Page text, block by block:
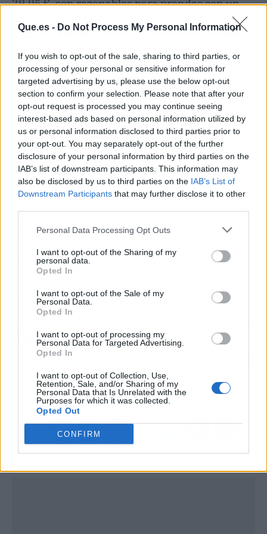
Que.es - Do Not Process My Personal Information
If you wish to opt-out of the sale, sharing to third parties, or
processing of your personal or sensitive information for
targeted advertising by us, please use the below opt-out
section to confirm your selection. Please note that after your
opt-out request is processed you may continue seeing
interest-based ads based on personal information utilized by
us or personal information disclosed to third parties prior to
your opt-out. You may separately opt-out of the further
disclosure of your personal information by third parties on the
IAB’s list of downstream participants. This information may
also be disclosed by us to third parties on the IAB’s List of
Downstream Participants that may further disclose it to other
Personal Data Processing Opt Outs
I want to opt-out of the Sharing of my
personal data.
Opted In
I want to opt-out of the Sale of my
Personal Data.
Opted In
I want to opt-out of processing my
Personal Data for Targeted Advertising.
Opted In
I want to opt-out of Collection, Use,
Retention, Sale, and/or Sharing of my
Personal Data that Is Unrelated with the
Purposes for which it was collected.
Opted Out
CONFIRM
29,95 €, son razonables para prendas con un
diseño con personalidad y la calidad habitual de
Zara.El polo azul de Francia 98 es el que más
bowling no es tan habitual y suma un puntito
especial sin ser estridente.
Eso sí, si tu estilo va por otro lado o no te ves con
rayas anchas, quizá prefieras dejarlo pasar.
Pero para quienes andábamos buscando una
alternativa al polo clásico que no sea aburrida,
la colección es un acierto redondo.
🛒 Directo al grano
Precio: desde 29,95 € (polo azul Francia 98)
encontrarlo: en la web de Zara y en tiendas
físicas. No hay código promo, pero a esos
Taylor Swift y Travis
Kelce preparan su boda
Garden para máxima
privacidad
La Promesa explota en
su capítulo 851: Lope